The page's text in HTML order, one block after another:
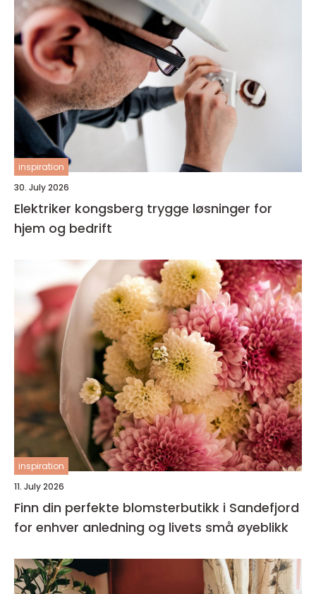
inspiration
30. July 2026
Elektriker kongsberg trygge løsninger for
hjem og bedrift
inspiration
11. July 2026
Finn din perfekte blomsterbutikk i Sandefjord
for enhver anledning og livets små øyeblikk